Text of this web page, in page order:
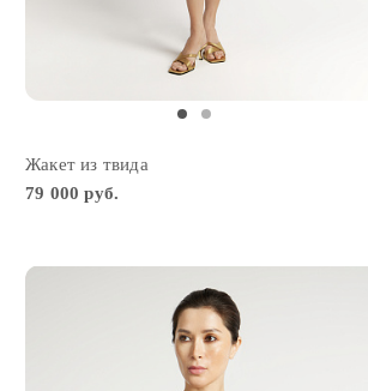
Жакет из твида
79 000 руб.